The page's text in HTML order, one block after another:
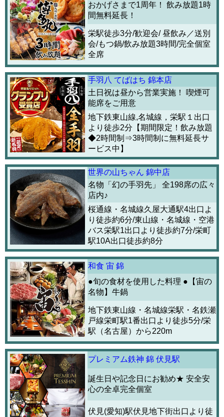
おかげさまで1周年！ 飲み放題1時
間無料延長！
栄駅徒歩3分/歓迎会/ 昼飲み／送別
会/もつ鍋/飲み放題3時間/完全個室
全席
手羽八 てばはち 錦本店
土日祝は昼から営業実施！ 喫煙可
能席をご用意
地下鉄東山線,名城線，栄駅１出口
より徒歩2分【期間限定！飲み放題
◆2時間制⇒3時間制に無料延長サ
ービス中】
世界の山ちゃん 錦中店
名物「幻の手羽先」 全198席の広々
店内♪
桜通線・名城線久屋大通駅4出口よ
り徒歩約6分/東山線・名城線・空港
バス栄駅1出口より徒歩約7分/栄町
駅10A出口徒歩約8分
和食 宙 錦
●旬の食材を使用した料理 ●【宙の
名物】牛鍋
地下鉄東山線・名城線栄駅・名鉄瀬
戸線栄町駅1番出口より徒歩5分/栄
駅（名古屋）から220m
プレミアム鉄神 錦 伏見駅
誕生日や記念日にお勧め★ 安全安
心の全卓完全個室
伏見(愛知)駅伏見地下街出口より徒